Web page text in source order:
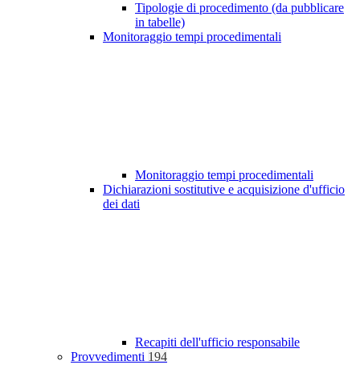
Tipologie di procedimento (da pubblicare
in tabelle)
Monitoraggio tempi procedimentali
Monitoraggio tempi procedimentali
Dichiarazioni sostitutive e acquisizione d'ufficio
dei dati
Recapiti dell'ufficio responsabile
Provvedimenti 194